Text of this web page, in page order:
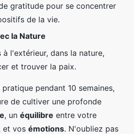
gratitude pour se concentrer
de la vie.
la Nature
à l'extérieur, dans la nature,
et trouver la paix.
pendant 10 semaines,
de cultiver une profonde
, un équilibre entre votre
et vos émotions. N'oubliez pas